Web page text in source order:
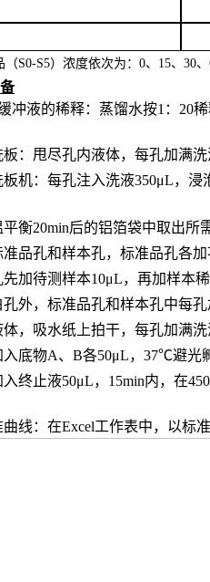
（S0-S5）浓度依次为： 0、15、30
冲液的稀释：蒸馏水按1：20
板：甩尽孔内液体，每孔加满
板机：每孔注入洗液350μL，浸
平衡20min后的铝箔袋中取出所
准品孔和样本孔，标准品孔各
加待测样本10μL，再加样本
外， 标准品孔和样本孔中每
体，吸水纸上拍干，每孔加满
入底物A、B各50μL，37℃避光
入终止液50μL，15min内，在
线：在Excel工作表中，以标